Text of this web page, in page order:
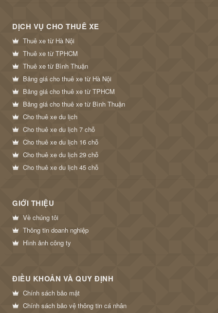
DỊCH VỤ CHO THUÊ XE
Thuê xe từ Hà Nội
Thuê xe từ TPHCM
Thuê xe từ Bình Thuận
Bảng giá cho thuê xe từ Hà Nội
Bảng giá cho thuê xe từ TPHCM
Bảng giá cho thuê xe từ Bình Thuận
Cho thuê xe du lịch
Cho thuê xe du lịch 7 chỗ
Cho thuê xe du lịch 16 chỗ
Cho thuê xe du lịch 29 chỗ
Cho thuê xe du lịch 45 chỗ
GIỚI THIỆU
Về chúng tôi
Thông tin doanh nghiệp
Hình ảnh công ty
ĐIỀU KHOẢN VÀ QUY ĐỊNH
Chính sách bảo mật
Chính sách bảo vệ thông tin cá nhân